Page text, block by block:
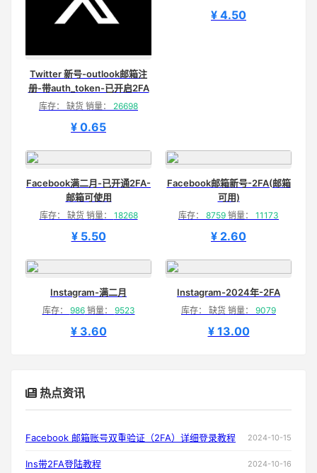
Twitter 新号-outlook邮箱注
册-带auth_token-已开启2FA
库存： 缺货 销量： 26698
¥ 0.65
¥ 4.50
Facebook满二月-已开通2FA-
邮箱可使用
库存： 缺货 销量： 18268
¥ 5.50
Facebook邮箱新号-2FA(邮箱
可用)
库存： 8759 销量： 11173
¥ 2.60
Instagram-满二月
库存： 986销量： 9523
¥ 3.60
Instagram-2024年-2FA
库存： 缺货 销量： 9079
¥ 13.00
热点资讯
Facebook 邮箱账号双重验证（2FA）详细登录教程 2024-10-15
Ins带2FA登陆教程 2024-10-16